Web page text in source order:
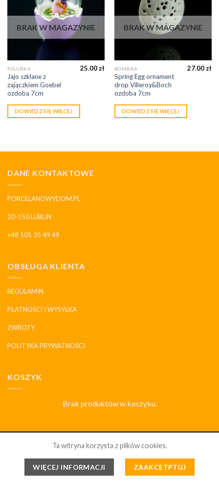
BRAK W MAGAZYNIE
FIGURKA
Jajo szklane z
zajączkiem Goebel
ozdoba 7cm
25.00 zł
DOWIEDZ SIĘ WIĘCEJ
BRAK W MAGAZYNIE
BOMBKA
Spring Egg ornament
drop Villeroy&Boch
ozdoba 7cm
27.00 zł
DOWIEDZ SIĘ WIĘCEJ
DANE KONTAKTOWE
PORCELANOWYDOM.PL
20-150 LUBLIN
+48 505 35 49 49
OBSŁUGA KLIENTA
REGULAMIN
PŁATNOŚCI I WYSYŁKA
ZWROTY
POLITYKA PRYWATNOŚCI
KOSZYK
Brak produktów w koszyku.
DLACZEGO MY HISTORIA I MARKI KONTAKT
PORCELANOWYDOM.PL 2026 ©WSZELKIE PRAWA
ZABRONIONE
Ta witryna korzysta z plików cookies.
WIĘCEJ INFORMACJI ZAAKCETPTUJ